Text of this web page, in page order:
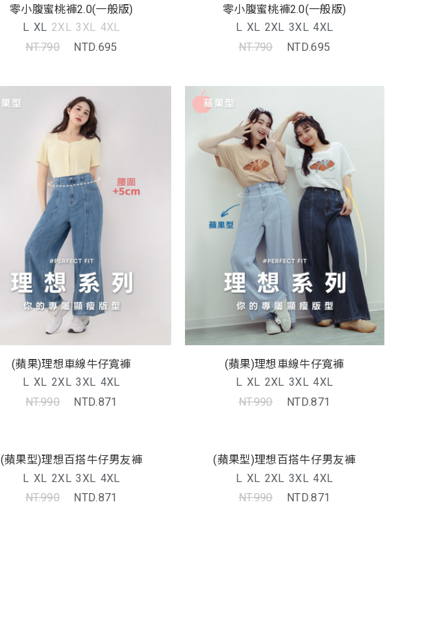
零小腹蜜桃褲2.0(一般版)
L XL 2XL 3XL 4XL
NT.790
NTD.695
零小腹蜜桃褲2.0(一般版)
L XL 2XL 3XL 4XL
NT.790
NTD.695
(蘋果)理想車線牛仔寬褲
L XL 2XL 3XL 4XL
NT.990
NTD.871
(蘋果)理想車線牛仔寬褲
L XL 2XL 3XL 4XL
NT.990
NTD.871
(蘋果型)理想百搭牛仔男友褲
L XL 2XL 3XL 4XL
NT.990
NTD.871
(蘋果型)理想百搭牛仔男友褲
L XL 2XL 3XL 4XL
NT.990
NTD.871